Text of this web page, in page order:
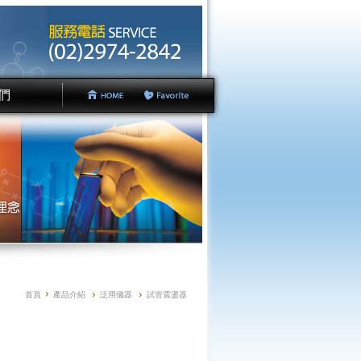
首頁 產品介紹 泛用儀器 試管震盪器